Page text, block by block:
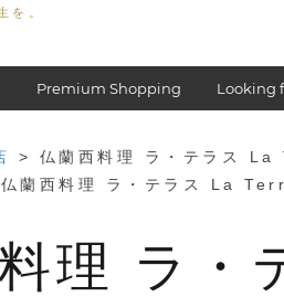
を。
Premium Shopping Looking
> 仏蘭西料理 ラ・テラス
蘭西料理 ラ・テラス La
理 ラ・